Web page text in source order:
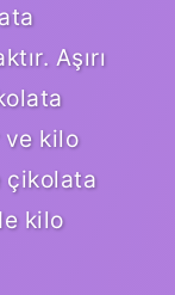
Aşırı
ve kilo
çikolata
kilo